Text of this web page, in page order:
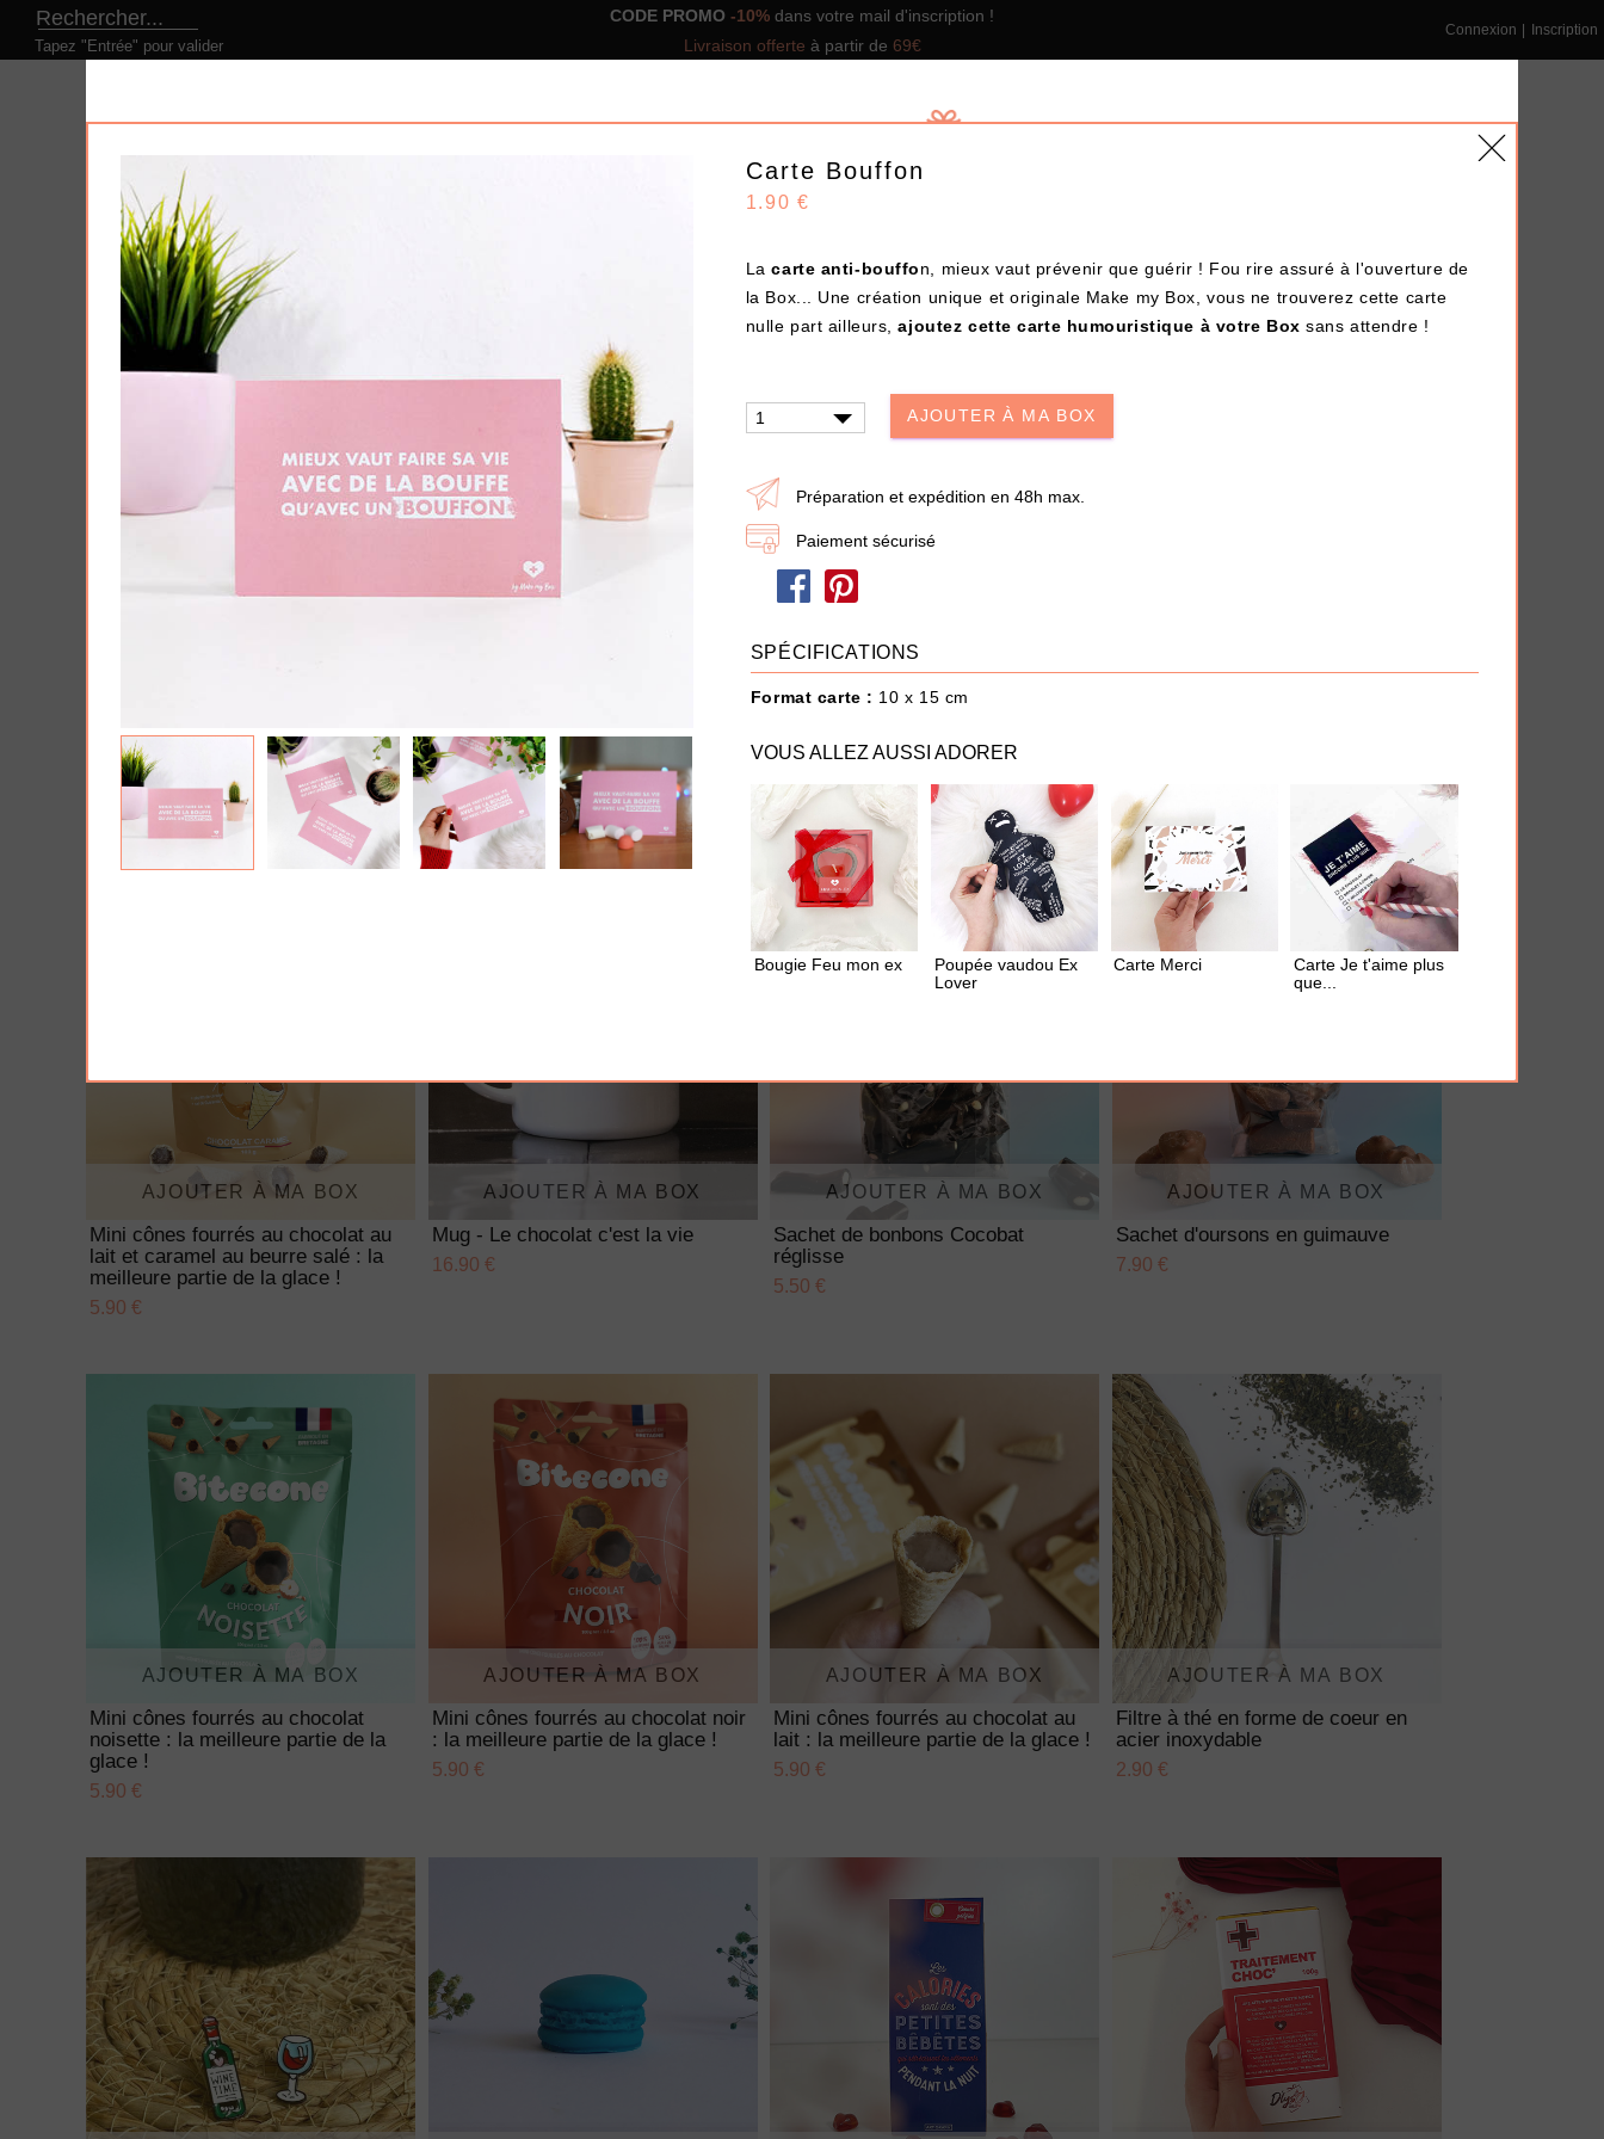
Tapez "Entrée" pour valider
CODE PROMO -10% dans votre mail d'inscription !
Livraison offerte à partir de 69€
Connexion Inscription
LE CONCEPT NOS PRODUITS NOS BOX PRÊTES À OFFRIR SOLUTIONS ENTREPRISE DÉPÔT-VENTE LE BLOG
Carte Bouffon
1.90 €
La carte anti-bouffon, mieux vaut prévenir que guérir ! Fou rire assuré à l'ouverture de
la Box... Une création unique et originale Make my Box, vous ne trouverez cette carte
nulle part ailleurs, ajoutez cette carte humouristique à votre Box sans attendre !
AJOUTER À MA BOX
Préparation et expédition en 48h max.
Paiement sécurisé
SPÉCIFICATIONS
Format carte : 10 x 15 cm
VOUS ALLEZ AUSSI ADORER
Bougie Feu mon ex
Poupée vaudou Ex
Lover
Carte Merci
Carte Je t'aime plus
que...
CHOISISSEZ VOS PRODUITS
Papa / Maman
Joyeux Noël
PRIX POUR QUI ? IDÉES CADEAUX OCCASIONS THÈMES
82 produits
AJOUTER À MA BOX
Mini cônes fourrés au chocolat au
lait et caramel au beurre salé : la
meilleure partie de la glace !
5.90 €
AJOUTER À MA BOX
Mug - Le chocolat c'est la vie
16.90 €
AJOUTER À MA BOX
Sachet de bonbons Cocobat
réglisse
5.50 €
AJOUTER À MA BOX
Sachet d'oursons en guimauve
7.90 €
AJOUTER À MA BOX
Mini cônes fourrés au chocolat
noisette : la meilleure partie de la
glace !
5.90 €
AJOUTER À MA BOX
Mini cônes fourrés au chocolat noir
: la meilleure partie de la glace !
5.90 €
AJOUTER À MA BOX
Mini cônes fourrés au chocolat au
lait : la meilleure partie de la glace !
5.90 €
AJOUTER À MA BOX
Filtre à thé en forme de coeur en
acier inoxydable
2.90 €